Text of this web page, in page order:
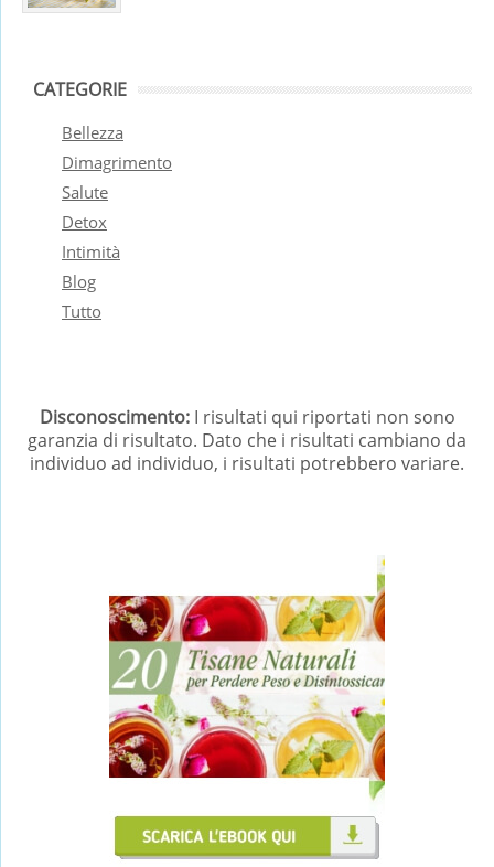
CATEGORIE
Bellezza
Dimagrimento
Salute
Detox
Intimità
Blog
Tutto
Disconoscimento:I risultati qui riportati non sono
garanzia di risultato. Dato che i risultati cambiano da
individuo ad individuo, i risultati potrebbero variare.